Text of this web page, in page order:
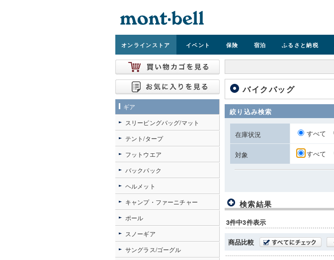
オンラインストア イベント 保険 宿泊 ふるさと納税
バイクバッグ
絞り込み検索
在庫状況 すべて
対象 すべて
検索結果
3件中3件表示
商品比較
ギア
スリーピングバッグ/マット
テント/タープ
フットウエア
バックパック
ヘルメット
キャンプ・ファーニチャー
ポール
スノーギア
サングラス/ゴーグル